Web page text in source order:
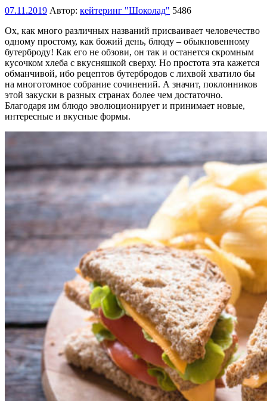
07.11.2019 Автор: кейтеринг "Шоколад" 5486
Ох, как много различных названий присваивает человечество
одному простому, как божий день, блюду – обыкновенному
бутерброду! Как его не обзови, он так и останется скромным
кусочком хлеба с вкусняшкой сверху. Но простота эта кажется
обманчивой, ибо рецептов бутербродов с лихвой хватило бы
на многотомное собрание сочинений. А значит, поклонников
этой закуски в разных странах более чем достаточно.
Благодаря им блюдо эволюционирует и принимает новые,
интересные и вкусные формы.